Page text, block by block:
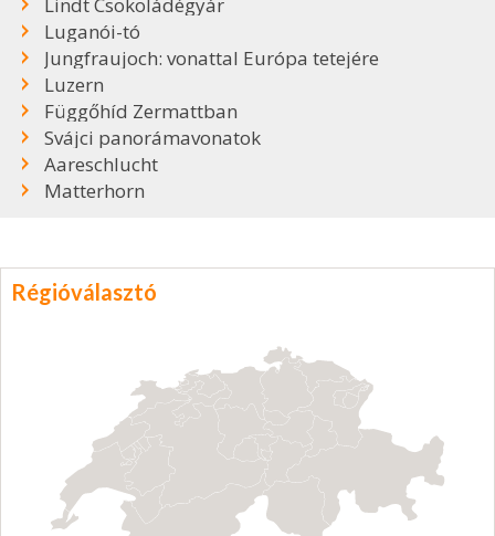
Luganói-tó
Jungfraujoch: vonattal Európa tetejére
Luzern
Függőhíd Zermattban
Svájci panorámavonatok
Aareschlucht
Matterhorn
Régióválasztó